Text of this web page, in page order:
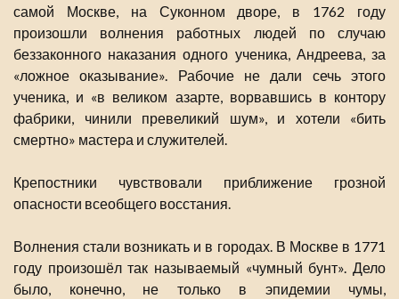
самой Москве, на Суконном дворе, в 1762 году
произошли волнения работных людей по случаю
беззаконного наказания одного ученика, Андреева, за
«ложное оказывание». Рабочие не дали сечь этого
ученика, и «в великом азарте, ворвавшись в контору
фабрики, чинили превеликий шум», и хотели «бить
смертно» мастера и служителей.
Крепостники чувствовали приближение грозной
опасности всеобщего восстания.
Волнения стали возникать и в городах. В Москве в 1771
году произошёл так называемый «чумный бунт». Дело
было, конечно, не только в эпидемии чумы,